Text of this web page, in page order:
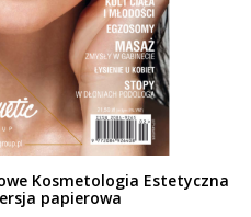
Kosmetologia Estetyczna
papierowa